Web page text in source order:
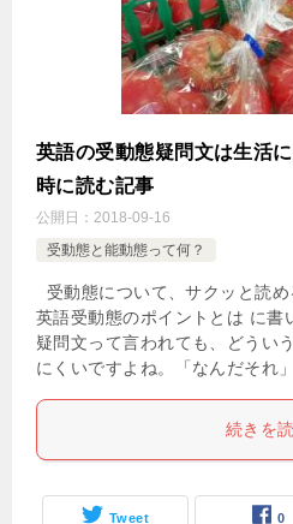
英語の受動態疑問文は生活
時に読む記事
公開日： 2018-09-16
受動態と能動態って何？
受動態について、サクッと読
英語受動態のポイントとは に
疑問文って言われても、どうい
にくいですよね。「なんだそれ
続きを
Tweet 0